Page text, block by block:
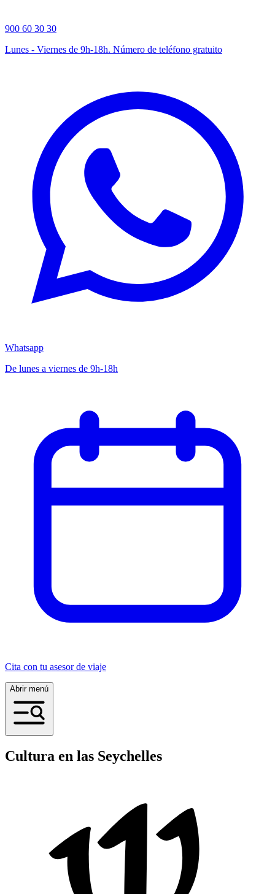
900 60 30 30
Lunes - Viernes de 9h-18h. Número de teléfono gratuito
Whatsapp
De lunes a viernes de 9h-18h
Cita con tu asesor de viaje
Abrir menú
Cultura en las Seychelles